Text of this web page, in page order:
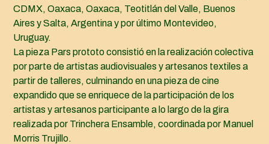
CDMX, Oaxaca, Oaxaca, Teotitlán del Valle, Buenos
Aires y Salta, Argentina y por último Montevideo,
Uruguay.
La pieza Pars prototo consistió en la realización colectiva
por parte de artistas audiovisuales y artesanos textiles a
partir de talleres, culminando en una pieza de cine
expandido que se enriquece de la participación de los
artistas y artesanos participante a lo largo de la gira
realizada por Trinchera Ensamble, coordinada por Manuel
Morris Trujillo.